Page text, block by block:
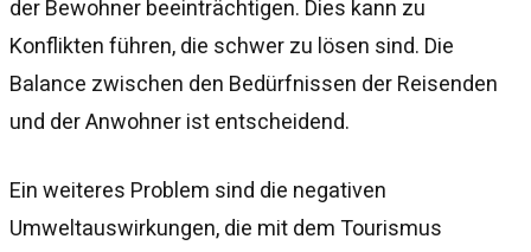
der Bewohner beeinträchtigen. Dies kann zu
Konflikten führen, die schwer zu lösen sind. Die
Balance zwischen den Bedürfnissen der Reisenden
und der Anwohner ist entscheidend.
Ein weiteres Problem sind die negativen
Umweltauswirkungen, die mit dem Tourismus